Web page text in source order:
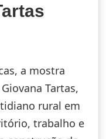
a mostra
Tartas,
rural em
trabalho e